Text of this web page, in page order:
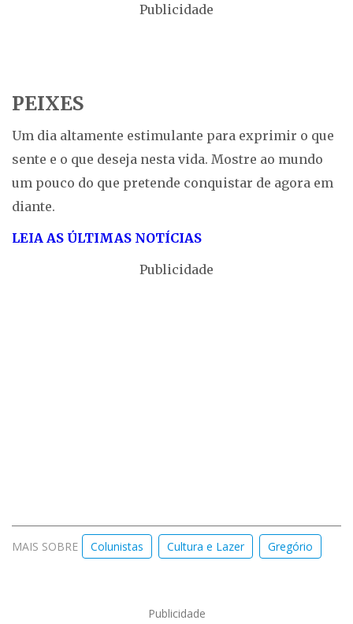
Publicidade
PEIXES
Um dia altamente estimulante para exprimir o que
sente e o que deseja nesta vida. Mostre ao mundo
um pouco do que pretende conquistar de agora em
diante.
LEIA AS ÚLTIMAS NOTÍCIAS
Publicidade
MAIS SOBRE Colunistas Cultura e Lazer Gregório
Publicidade